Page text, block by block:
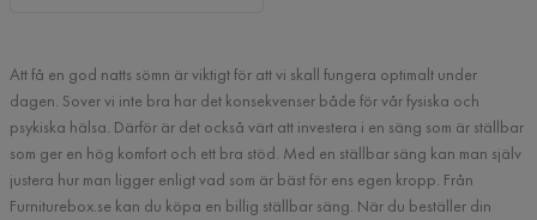
Att få en god natts sömn är viktigt för att vi skall fungera optimalt under
dagen. Sover vi inte bra har det konsekvenser både för vår fysiska och
psykiska hälsa. Därför är det också värt att investera i en säng som är ställbar
som ger en hög komfort och ett bra stöd. Med en ställbar säng kan man själv
justera hur man ligger enligt vad som är bäst för ens egen kropp. Från
Furniturebox.se kan du köpa en billig ställbar säng. När du beställer din